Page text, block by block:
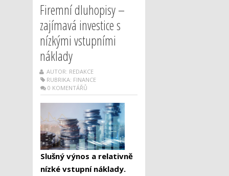
Firemní dluhopisy –
zajímavá investice s
nízkými vstupními
náklady
AUTOR: REDAKCE
RUBRIKA: FINANCE
0 KOMENTÁŘŮ
Slušný výnos a relativně
nízké vstupní náklady.